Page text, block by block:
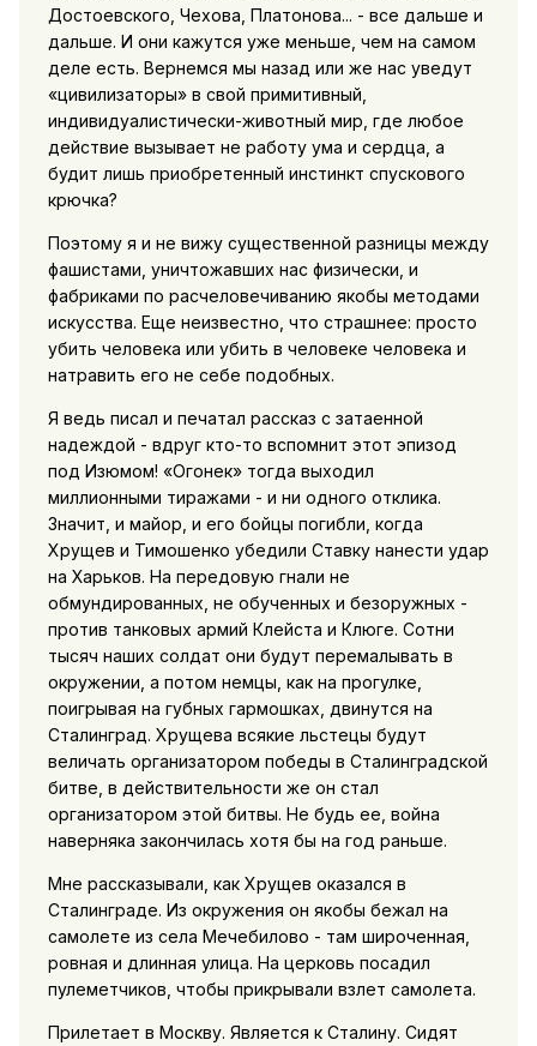
Достоевского, Чехова, Платонова... - все дальше и
дальше. И они кажутся уже меньше, чем на самом
деле есть. Вернемся мы назад или же нас уведут
«цивилизаторы» в свой примитивный,
индивидуалистически-животный мир, где любое
действие вызывает не работу ума и сердца, а
будит лишь приобретенный инстинкт спускового
крючка?
Поэтому я и не вижу существенной разницы между
фашистами, уничтожавших нас физически, и
фабриками по расчеловечиванию якобы методами
искусства. Еще неизвестно, что страшнее: просто
убить человека или убить в человеке человека и
натравить его не себе подобных.
Я ведь писал и печатал рассказ с затаенной
надеждой - вдруг кто-то вспомнит этот эпизод
под Изюмом! «Огонек» тогда выходил
миллионными тиражами - и ни одного отклика.
Значит, и майор, и его бойцы погибли, когда
Хрущев и Тимошенко убедили Ставку нанести удар
на Харьков. На передовую гнали не
обмундированных, не обученных и безоружных -
против танковых армий Клейста и Клюге. Сотни
тысяч наших солдат они будут перемалывать в
окружении, а потом немцы, как на прогулке,
поигрывая на губных гармошках, двинутся на
Сталинград. Хрущева всякие льстецы будут
величать организатором победы в Сталинградской
битве, в действительности же он стал
организатором этой битвы. Не будь ее, война
наверняка закончилась хотя бы на год раньше.
Мне рассказывали, как Хрущев оказался в
Сталинграде. Из окружения он якобы бежал на
самолете из села Мечебилово - там широченная,
ровная и длинная улица. На церковь посадил
пулеметчиков, чтобы прикрывали взлет самолета.
Прилетает в Москву. Является к Сталину. Сидят